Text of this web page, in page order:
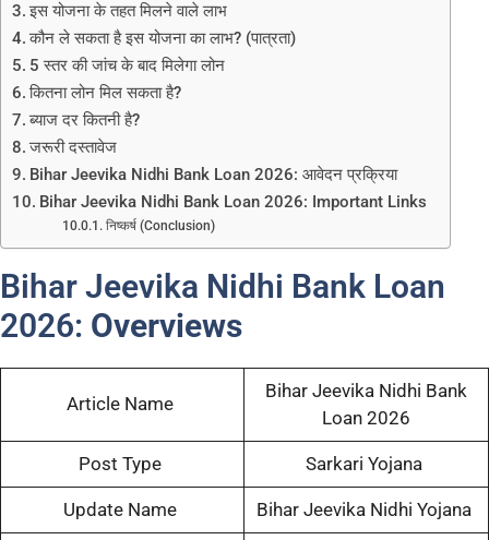
इस योजना के तहत मिलने वाले लाभ
कौन ले सकता है इस योजना का लाभ? (पात्रता)
5 स्तर की जांच के बाद मिलेगा लोन
कितना लोन मिल सकता है?
ब्याज दर कितनी है?
जरूरी दस्तावेज
Bihar Jeevika Nidhi Bank Loan 2026: आवेदन प्रक्रिया
Bihar Jeevika Nidhi Bank Loan 2026: Important Links
निष्कर्ष (Conclusion)
Bihar Jeevika Nidhi Bank Loan
2026: Overviews
Article Name
Bihar Jeevika Nidhi Bank
Loan 2026
Post Type Sarkari Yojana
Update Name Bihar Jeevika Nidhi Yojana